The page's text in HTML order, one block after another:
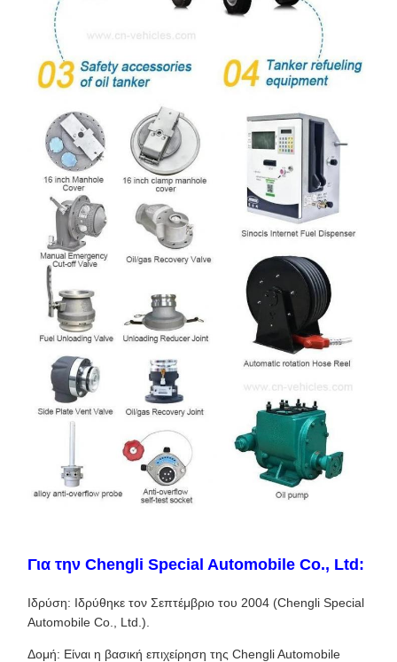
Για την Chengli Special Automobile Co., Ltd:
Ιδρύση: Ιδρύθηκε τον Σεπτέμβριο του 2004 (Chengli Special
Automobile Co., Ltd.).
Δομή: Είναι η βασική επιχείρηση της Chengli Automobile